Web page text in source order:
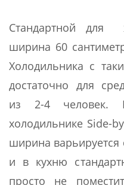
Стандартной для
ширина 60
Холодильника с
достаточно для
из 2-4 человек.
холодильнике Side-
ширина варьируется
и в кухню
просто не